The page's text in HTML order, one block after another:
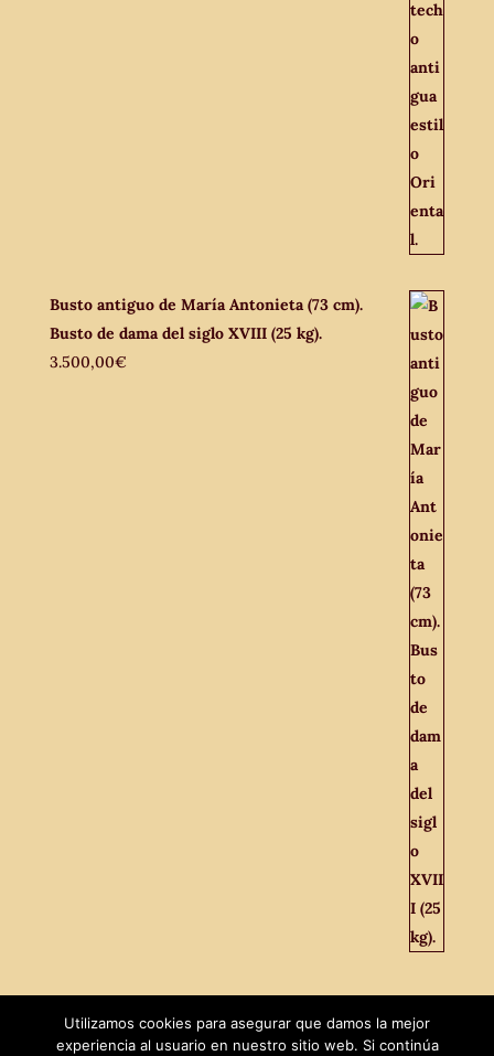
Busto antiguo de María Antonieta (73 cm).
Busto de dama del siglo XVIII (25 kg).
3.500,00€
Utilizamos cookies para asegurar que damos la mejor
experiencia al usuario en nuestro sitio web. Si continúa